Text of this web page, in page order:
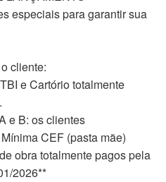
especiais para garantir sua
cliente:
e Cartório totalmente
e B: os clientes
CEF (pasta mãe)
obra totalmente pagos pela
2026**